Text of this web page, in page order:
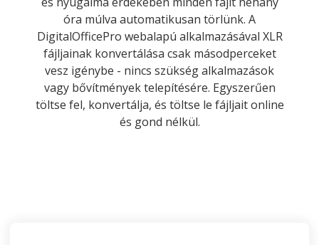
óra múlva automatikusan törlünk. A
DigitalOfficePro webalapú alkalmazásával XLR
fájljainak konvertálása csak másodperceket
vesz igénybe - nincs szükség alkalmazások
vagy bővítmények telepítésére. Egyszerűen
töltse fel, konvertálja, és töltse le fájljait online
és gond nélkül.